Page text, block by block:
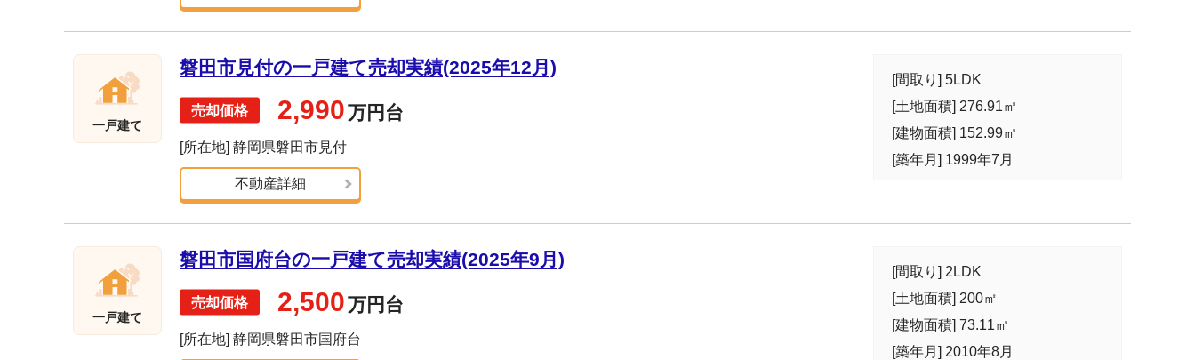
一戸建て
磐田市見付の一戸建て売却実績(2025年12月)
2,990万円台
[所在地] 静岡県磐田市見付
不動産詳細
[間取り] 5LDK
[土地面積] 276.91㎡
[建物面積] 152.99㎡
[築年月] 1999年7月
一戸建て
磐田市国府台の一戸建て売却実績(2025年9月)
2,500万円台
[所在地] 静岡県磐田市国府台
[間取り] 2LDK
[土地面積] 200㎡
[建物面積] 73.11㎡
[築年月] 2010年8月